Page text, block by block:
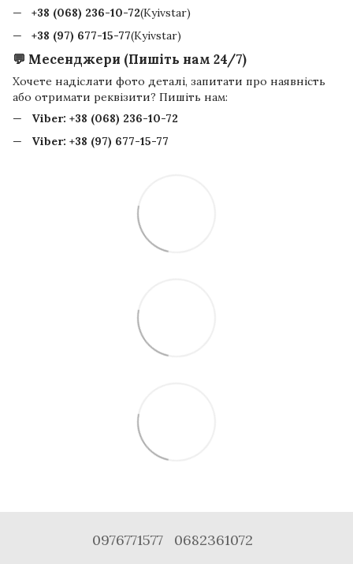
+38 (068) 236-10-72(Kyivstar)
+38 (97) 677-15-77(Kyivstar)
💬 Месенджери (Пишіть нам 24/7)
Хочете надіслати фото деталі, запитати про наявність
або отримати реквізити? Пишіть нам:
Viber: +38 (068) 236-10-72
Viber: +38 (97) 677-15-77
0976771577 0682361072